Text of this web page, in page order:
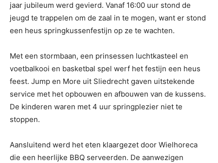
jaar jubileum werd gevierd. Vanaf 16:00 uur stond de
jeugd te trappelen om de zaal in te mogen, want er stond
een heus springkussenfestijn op ze te wachten.
Met een stormbaan, een prinsessen luchtkasteel en
voetbalkooi en basketbal spel werf het festijn een heus
feest. Jump en More uit Sliedrecht gaven uitstekende
service met het opbouwen en afbouwen van de kussens.
De kinderen waren met 4 uur springplezier niet te
stoppen.
Aansluitend werd het eten klaargezet door Wielhoreca
die een heerlijke BBQ serveerden. De aanwezigen